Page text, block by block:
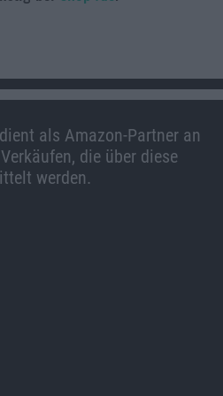
als Amazon-Partner an
die über diese
werden.